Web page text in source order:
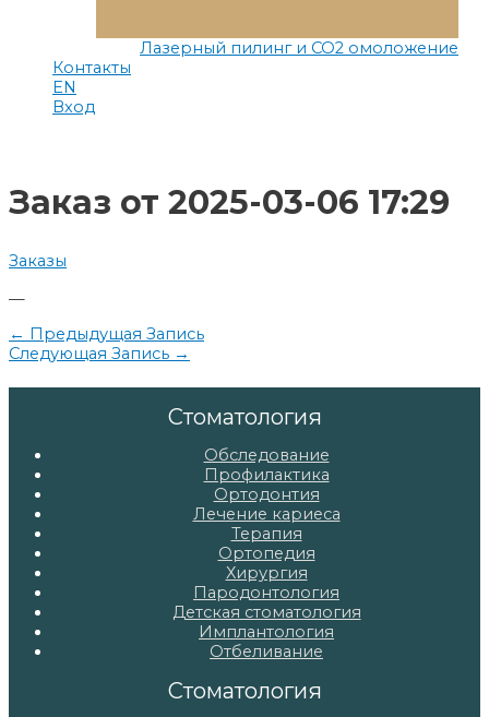
Меню
Лазерный пилинг и СО2 омоложение
Контакты
EN
Вход
Заказ от 2025-03-06 17:29
Заказы
—
Навигация
по
← Предыдущая Запись
Следующая Запись →
Стоматология
Обследование
Профилактика
Ортодонтия
Лечение кариеса
Терапия
Ортопедия
Хирургия
Пародонтология
Детская стоматология
Имплантология
Отбеливание
Стоматология